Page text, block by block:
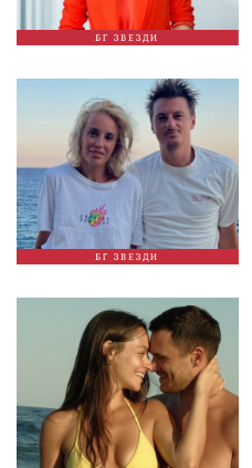
БГ ЗВЕЗДИ
БГ ЗВЕЗДИ